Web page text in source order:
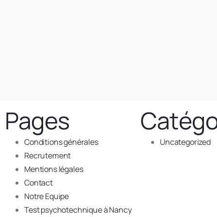
Pages
Conditions générales
Recrutement
Mentions légales
Contact
Notre Equipe
Test psychotechnique à Nancy
Uncategorized